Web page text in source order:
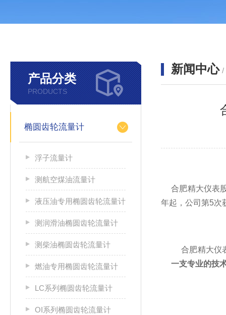
产品分类
PRODUCTS
椭圆齿轮流量计
浮子流量计
测航空煤油流量计
液压油专用椭圆齿轮流量计
测润滑油椭圆齿轮流量计
测柴油椭圆齿轮流量计
燃油专用椭圆齿轮流量计
LC系列椭圆齿轮流量计
OI系列椭圆齿轮流量计
新闻中心 /
合肥精大仪表股
年起，公司第5次
合肥精大仪
一支专业的技